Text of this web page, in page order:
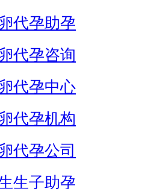
代孕助孕
代孕咨询
代孕中心
代孕机构
代孕公司
生子助孕